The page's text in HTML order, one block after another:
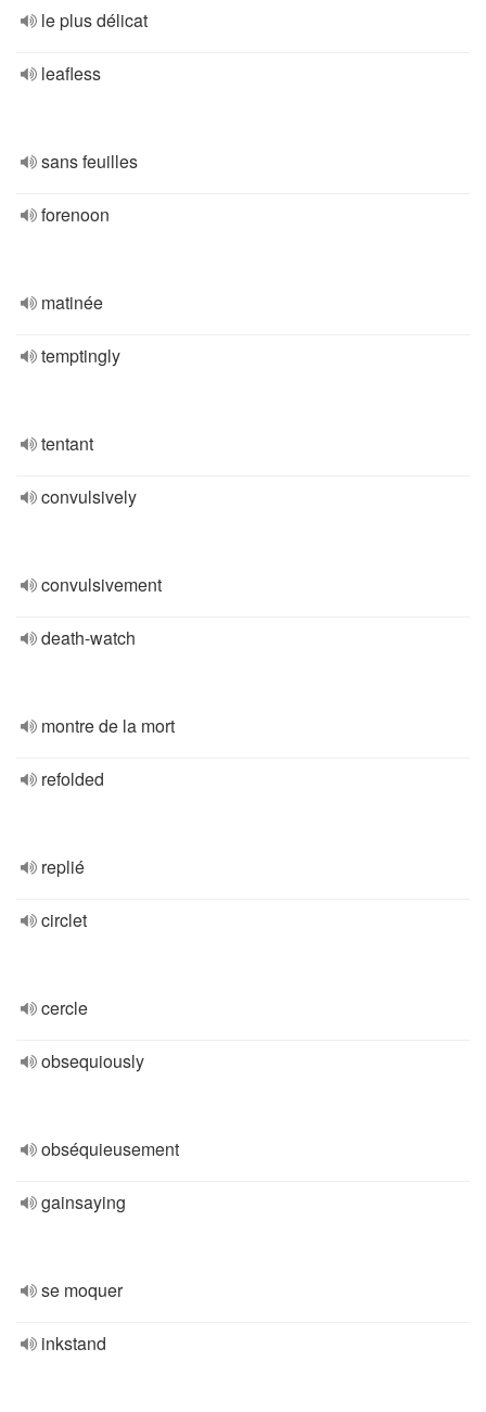
le plus délicat
leafless
sans feuilles
forenoon
matinée
temptingly
tentant
convulsively
convulsivement
death-watch
montre de la mort
refolded
replié
circlet
cercle
obsequiously
obséquieusement
gainsaying
se moquer
inkstand